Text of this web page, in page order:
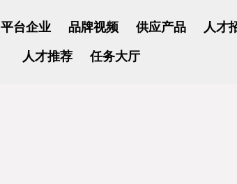
平台企业 品牌视频 供应产品
人才
人才推荐
任务大厅